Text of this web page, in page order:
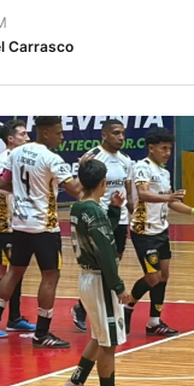
Carrasco